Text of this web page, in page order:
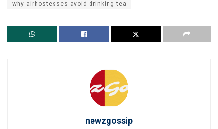
why airhostesses avoid drinking tea
newzgossip